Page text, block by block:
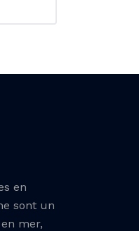
en
sont un
mer,